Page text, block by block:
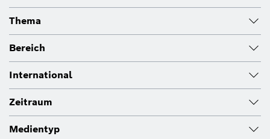
Thema
Bereich
International
Zeitraum
Medientyp